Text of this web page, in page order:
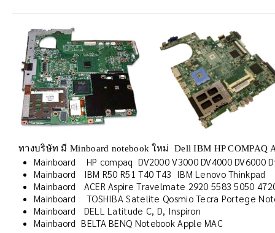
ทางบริษัท มี Minboard notebook ใหม่ Dell IBM HP COMPAQ
Mainboard HP compaq DV2000 V3000 DV4000 DV6000
Mainbaord IBM R50 R51 T40 T43 IBM Lenovo Thinkpad
Mainbaord ACER Aspire Travelmate 2920 5583 5050
Mainboard TOSHIBA Satelite Qosmio Tecra Portege
Mainboard DELL Latitude C, D, Inspiron
Mainbaord BELTA BENQ Notebook Apple MAC